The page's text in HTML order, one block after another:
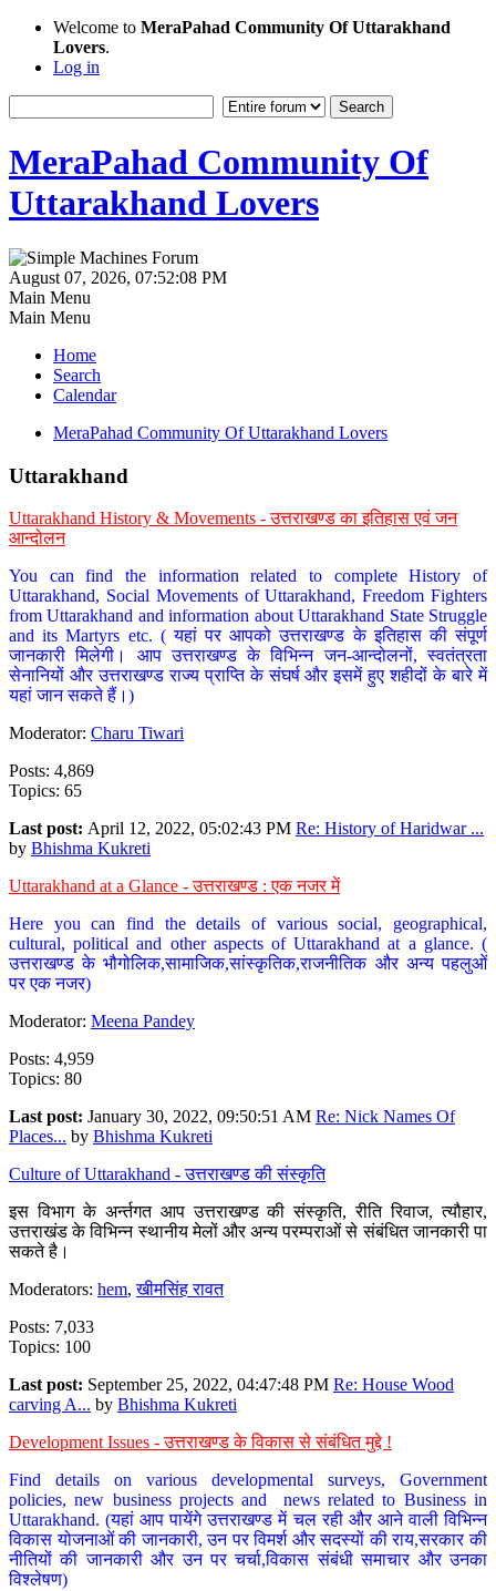
Welcome to MeraPahad Community Of Uttarakhand
Lovers.
Log in
MeraPahad Community Of
Uttarakhand Lovers
August 07, 2026, 07:52:08 PM
Main Menu
Main Menu
Home
Search
Calendar
MeraPahad Community Of Uttarakhand Lovers
Uttarakhand
Uttarakhand History & Movements - उत्तराखण्ड का इतिहास एवं जन
आन्दोलन
You can find the information related to complete History of
Uttarakhand, Social Movements of Uttarakhand, Freedom Fighters
from Uttarakhand and information about Uttarakhand State Struggle
and its Martyrs etc. ( यहां पर आपको उत्तराखण्ड के इतिहास की संपूर्ण
जानकारी मिलेगी। आप उत्तराखण्ड के विभिन्न जन-आन्दोलनों, स्वतंत्रता
सेनानियों और उत्तराखण्ड राज्य प्राप्ति के संघर्ष और इसमें हुए शहीदों के बारे में
यहां जान सकते हैं।)
Moderator: Charu Tiwari
Posts: 4,869
Topics: 65
Last post: April 12, 2022, 05:02:43 PM Re: History of Haridwar ...
by Bhishma Kukreti
Uttarakhand at a Glance - उत्तराखण्ड : एक नजर में
Here you can find the details of various social, geographical,
cultural, political and other aspects of Uttarakhand at a glance. (
उत्तराखण्ड के भौगोलिक,सामाजिक,सांस्कृतिक,राजनीतिक और अन्य पहलुओं
पर एक नजर)
Moderator: Meena Pandey
Posts: 4,959
Topics: 80
Last post: January 30, 2022, 09:50:51 AM Re: Nick Names Of
Places... by Bhishma Kukreti
Culture of Uttarakhand - उत्तराखण्ड की संस्कृति
इस विभाग के अर्न्तगत आप उत्तराखण्ड की संस्कृति, रीति रिवाज, त्यौहार,
उत्तराखंड के विभिन्न स्थानीय मेलों और अन्य परम्पराओं से संबंधित जानकारी पा
सकते है।
Moderators: hem,खीमसिंह रावत
Posts: 7,033
Topics: 100
Last post: September 25, 2022, 04:47:48 PM Re: House Wood
carving A... by Bhishma Kukreti
Development Issues - उत्तराखण्ड के विकास से संबंधित मुद्दे !
Find details on various developmental surveys, Government
policies, new business projects and news related to Business in
Uttarakhand. (यहां आप पायेंगे उत्तराखण्ड में चल रही और आने वाली विभिन्न
विकास योजनाओं की जानकारी, उन पर विमर्श और सदस्यों की राय,सरकार की
नीतियों की जानकारी और उन पर चर्चा,विकास संबंधी समाचार और उनका
विश्लेषण)